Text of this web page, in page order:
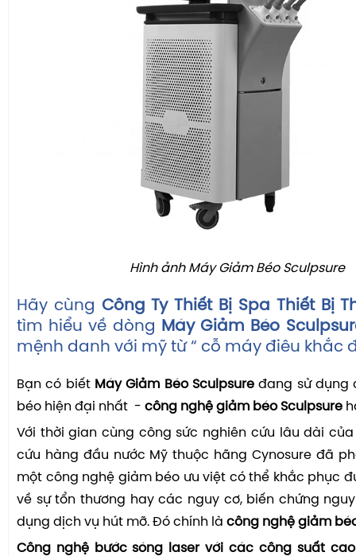
Hình ảnh Máy Giảm Béo Sculpsure
Hãy cùng Công Ty Thiết Bị Spa Thiết Bị
tìm hiểu về dòng
Máy Giảm Béo
mệnh danh với mỹ từ “ cỗ máy điêu khắc
Bạn có biết Máy Giảm Béo Sculpsure đang sử dụng
béo hiện đại nhất - công nghệ giảm béo Sculpsure
Với thời gian cùng công sức nghiên cứu lâu dài
cứu hàng đầu nước Mỹ thuộc hãng Cynosure đã
một công nghệ giảm béo ưu việt có thể khắc phục
về sự tổn thương hay các nguy cơ, biến chứng
dụng dịch vụ hút mỡ. Đó chính là công nghệ giảm
Công nghệ bước sóng laser với các công suất cao